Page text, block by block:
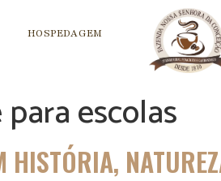
HOSPEDAGEM
escolas
HISTÓRIA,